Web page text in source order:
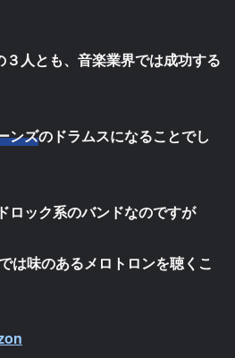
人とも、音楽業界では成功する
ンズのドラムスになることでし
ロック系のバンドなのですが
は味のあるメロトロンを聴くこ